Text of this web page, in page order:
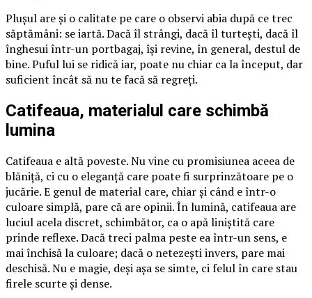
Plușul are și o calitate pe care o observi abia după ce trec
săptămâni: se iartă. Dacă îl strângi, dacă îl turtești, dacă îl
înghesui într-un portbagaj, își revine, în general, destul de
bine. Puful lui se ridică iar, poate nu chiar ca la început, dar
suficient încât să nu te facă să regreți.
Catifeaua, materialul care schimbă
lumina
Catifeaua e altă poveste. Nu vine cu promisiunea aceea de
blăniță, ci cu o eleganță care poate fi surprinzătoare pe o
jucărie. E genul de material care, chiar și când e într-o
culoare simplă, pare că are opinii. În lumină, catifeaua are
luciul acela discret, schimbător, ca o apă liniștită care
prinde reflexe. Dacă treci palma peste ea într-un sens, e
mai închisă la culoare; dacă o netezești invers, pare mai
deschisă. Nu e magie, deși așa se simte, ci felul în care stau
firele scurte și dense.